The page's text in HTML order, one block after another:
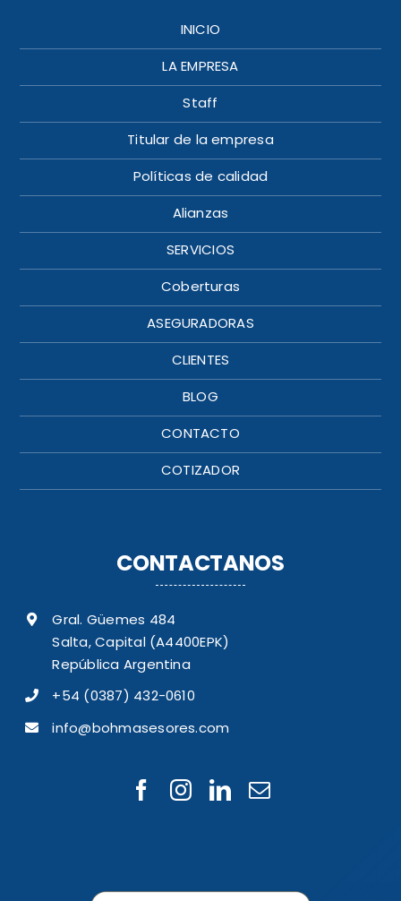
INICIO
LA EMPRESA
Staff
Titular de la empresa
Políticas de calidad
Alianzas
SERVICIOS
Coberturas
ASEGURADORAS
CLIENTES
BLOG
CONTACTO
COTIZADOR
CONTACTANOS
Gral. Güemes 484
Salta, Capital (A4400EPK)
República Argentina
+54 (0387) 432-0610
info@bohmasesores.com